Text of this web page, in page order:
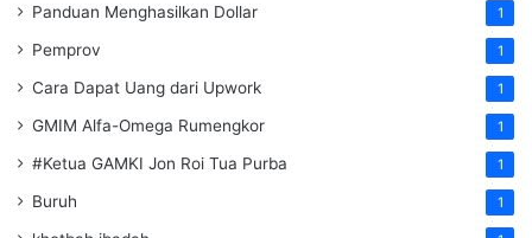
Panduan Menghasilkan Dollar 1
Pemprov 1
Cara Dapat Uang dari Upwork 1
GMIM Alfa-Omega Rumengkor 1
#Ketua GAMKI Jon Roi Tua Purba 1
Buruh 1